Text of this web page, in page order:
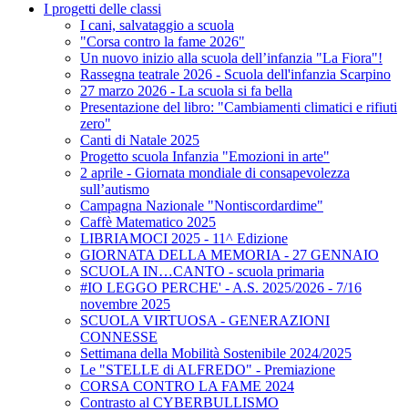
I progetti delle classi
I cani, salvataggio a scuola
"Corsa contro la fame 2026"
Un nuovo inizio alla scuola dell’infanzia "La Fiora"!
Rassegna teatrale 2026 - Scuola dell'infanzia Scarpino
27 marzo 2026 - La scuola si fa bella
Presentazione del libro: "Cambiamenti climatici e rifiuti
zero"
Canti di Natale 2025
Progetto scuola Infanzia "Emozioni in arte"
2 aprile - Giornata mondiale di consapevolezza
sull’autismo
Campagna Nazionale "Nontiscordardime"
Caffè Matematico 2025
LIBRIAMOCI 2025 - 11^ Edizione
GIORNATA DELLA MEMORIA - 27 GENNAIO
SCUOLA IN…CANTO - scuola primaria
#IO LEGGO PERCHE' - A.S. 2025/2026 - 7/16
novembre 2025
SCUOLA VIRTUOSA - GENERAZIONI
CONNESSE
Settimana della Mobilità Sostenibile 2024/2025
Le "STELLE di ALFREDO" - Premiazione
CORSA CONTRO LA FAME 2024
Contrasto al CYBERBULLISMO